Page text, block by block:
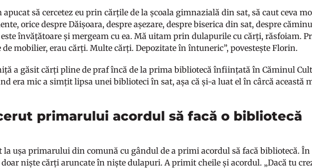
apucat să cercetez eu prin cărțile de la școala gimnazială din sat, să caut ceva
orice despre Dăișoara, despre așezare, despre biserica din sat, despre
învățătoare și mergeam cu ea. Mă uitam prin dulapurile cu cărți, răsfoiam.
de mobilier, erau cărți. Multe cărți. Depozitate în întuneric”, povestește Florin.
a găsit cărți pline de praf încă de la prima bibliotecă înființată în Căminul
era mic a simțit lipsa unei biblioteci în sat, așa că și-a luat el în cârcă această
primarului acordul să facă o bibliotecă
la ușa primarului din comună cu gândul de a primi acordul să facă bibliotecă.
niște cărți aruncate în niște dulapuri. A primit cheile și acordul. „Dacă tu